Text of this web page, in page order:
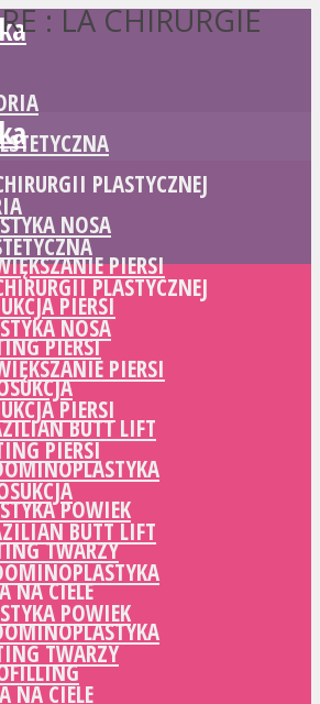
PLASTYCZNEJ
NOSA
PIERSI
PIERSI
PIERSI
BUTT LIFT
POWIEK
TWARZY
NA CIELE
PLASTYCZNEJ
NOSA
PIERSI
PIERSI
PIERSI
BUTT LIFT
POWIEK
TWARZY
NA CIELE